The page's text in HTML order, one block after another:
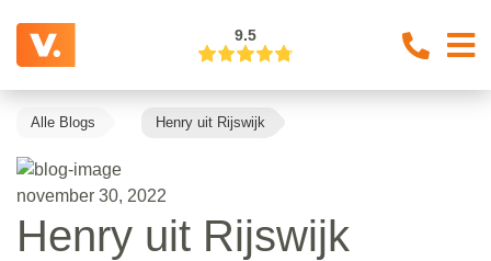
9.5
Alle Blogs Henry uit Rijswijk
november 30, 2022
Henry uit Rijswijk